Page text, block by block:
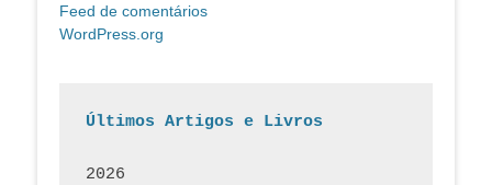
Feed de comentários
WordPress.org
Últimos Artigos e Livros
2026